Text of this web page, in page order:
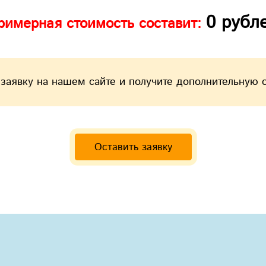
стоимость составит: 0
на нашем сайте и получите дополнительную
Оставить заявку